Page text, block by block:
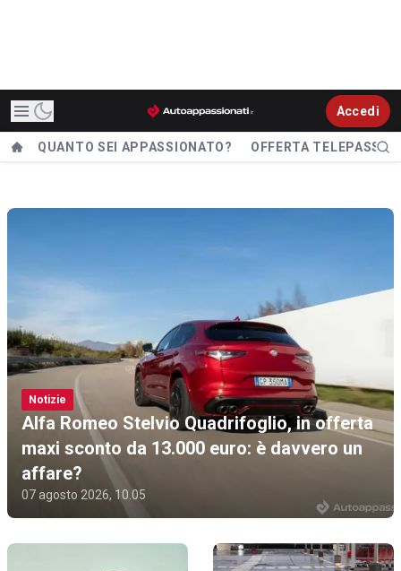
Accedi
QUANTO SEI APPASSIONATO? OFFERTA TELEPASS
Notizie
Alfa Romeo Stelvio Quadrifoglio, in offerta
maxi sconto da 13.000 euro: è davvero un
affare?
07 agosto 2026, 10.05
Alfa Romeo Stelvio Quadrifoglio, in offerta
affare?
07 agosto 2026, 10.05